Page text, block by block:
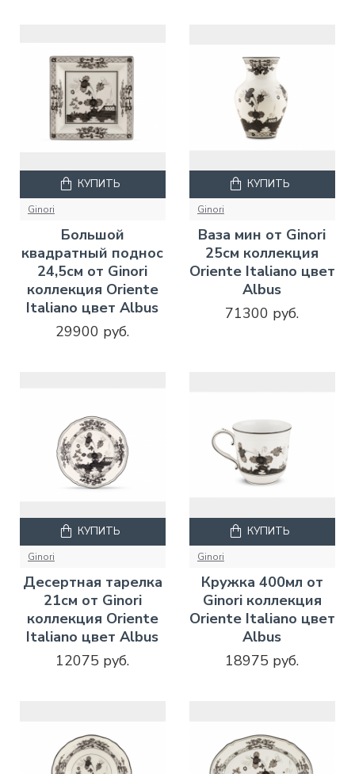
Ginori
Большой
квадратный поднос
24,5см от Ginori
коллекция Oriente
Italiano цвет Albus
29900 руб.
КУПИТЬ
Ginori
Ваза мин от Ginori
25см коллекция
Oriente Italiano цвет
Albus
71300 руб.
КУПИТЬ
Ginori
Десертная тарелка
21см от Ginori
коллекция Oriente
Italiano цвет Albus
12075 руб.
КУПИТЬ
Ginori
Кружка 400мл от
Ginori коллекция
Oriente Italiano цвет
Albus
18975 руб.
КУПИТЬ